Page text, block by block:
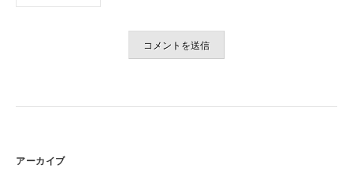
アーカイブ